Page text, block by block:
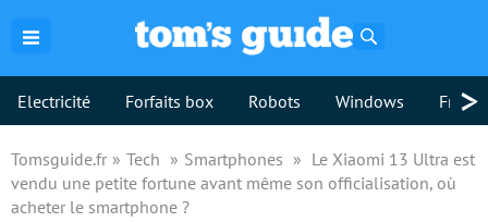
Electricité Forfaits box Robots Windows >
Tomsguide.fr Tech Smartphones
Le Xiaomi 13 Ultra est
vendu une petite fortune avant même son officialisation, où
acheter le smartphone ?